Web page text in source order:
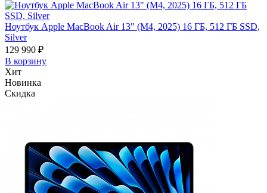
Ноутбук Apple MacBook Air 13" (M4, 2025) 16 ГБ, 512 ГБ SSD,
Silver
129 990 ₽
В корзину
Хит
Новинка
Скидка